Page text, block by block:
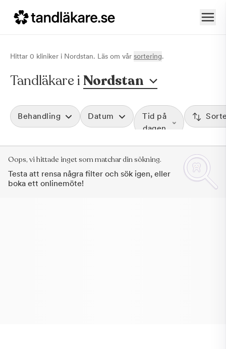
Hittar 0 kliniker i Nordstan. Läs om vår sortering.
Tandläkare i Nordstan
Behandling Datum
Tid på
dagen
Oops, vi hittade inget som matchar din sökning.
Testa att rensa några filter och sök igen, eller
boka ett onlinemöte!